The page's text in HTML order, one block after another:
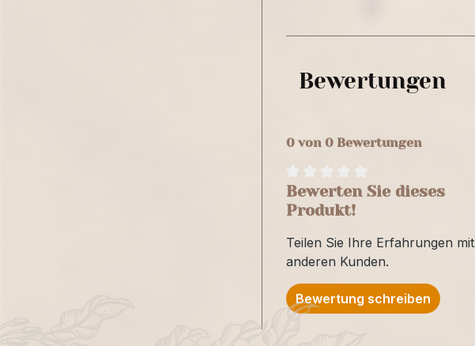
Bewertungen
0 von 0 Bewertungen
Bewerten Sie dieses
Produkt!
Teilen Sie Ihre Erfahrungen mit
anderen Kunden.
Bewertung schreiben